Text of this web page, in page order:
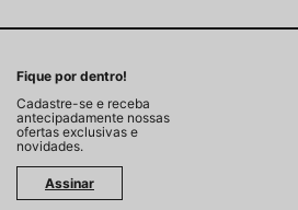
Fique por dentro!
Cadastre-se e receba
antecipadamente nossas
ofertas exclusivas e
novidades.
Assinar